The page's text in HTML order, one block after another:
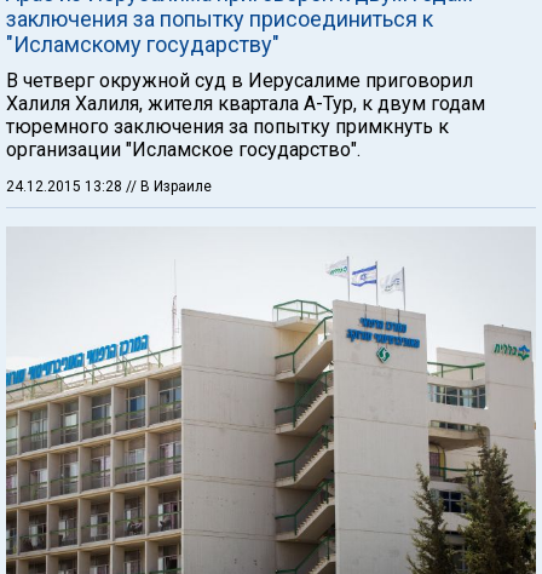
заключения за попытку присоединиться к
"Исламскому государству"
В четверг окружной суд в Иерусалиме приговорил
Халиля Халиля, жителя квартала А-Тур, к двум годам
тюремного заключения за попытку примкнуть к
организации "Исламское государство".
24.12.2015 13:28 // В Израиле